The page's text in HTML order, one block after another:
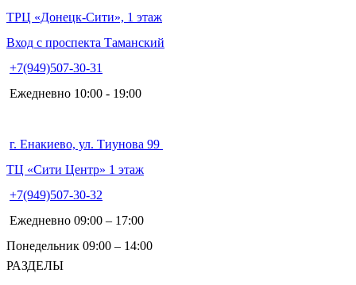
ТРЦ «Донецк-Сити», 1 этаж
Вход с проспекта Таманский
+7(949)507-30-31
Ежедневно 10:00 - 19:00
г. Енакиево, ул. Тиунова 99
ТЦ «Сити Центр» 1 этаж
+7(949)507-30-32
Ежедневно 09:00 – 17:00
Понедельник 09:00 – 14:00
РАЗДЕЛЫ